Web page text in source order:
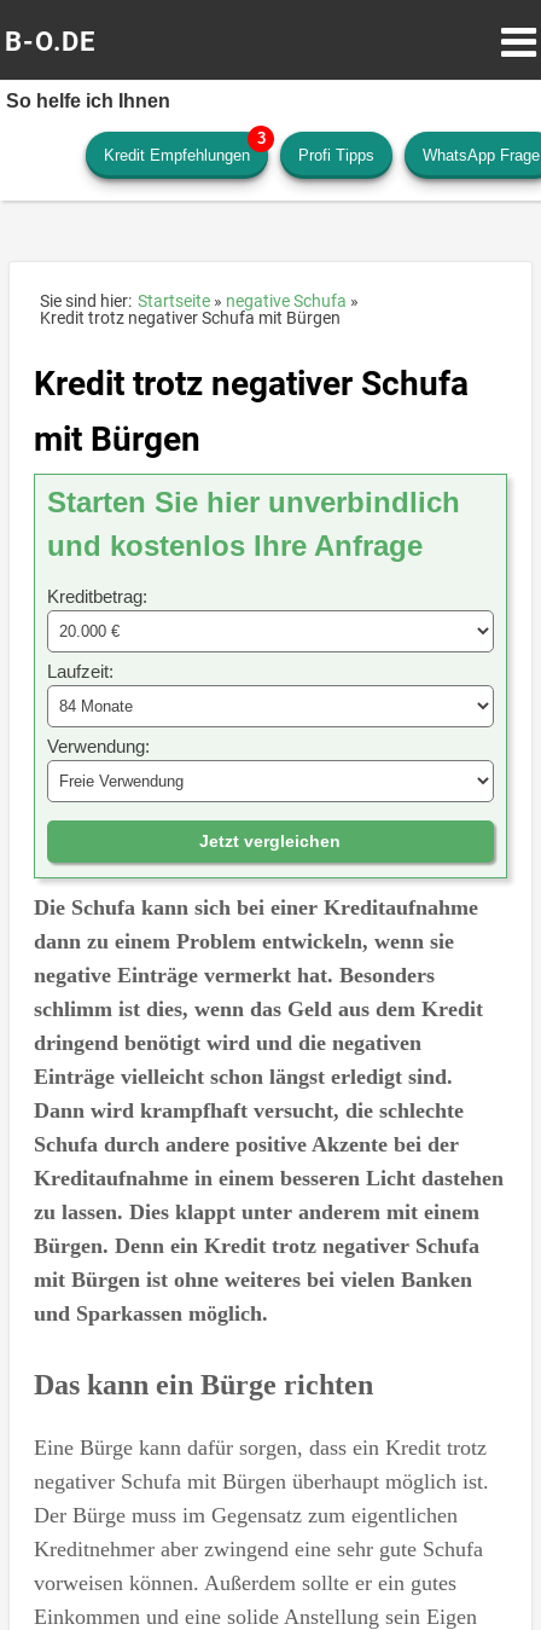
B-O.DE
So helfe ich Ihnen
Kredit Empfehlungen Profi Tipps WhatsApp Frage
Sie sind hier: Startseite
negative Schufa
Kredit trotz negativer Schufa mit Bürgen
Kredit trotz negativer Schufa
mit Bürgen
Starten Sie hier unverbindlich
und kostenlos Ihre Anfrage
Kreditbetrag:
Laufzeit:
Verwendung:
Jetzt vergleichen
Die Schufa kann sich bei einer Kreditaufnahme
dann zu einem Problem entwickeln, wenn sie
negative Einträge vermerkt hat. Besonders
schlimm ist dies, wenn das Geld aus dem Kredit
dringend benötigt wird und die negativen
Einträge vielleicht schon längst erledigt sind.
Dann wird krampfhaft versucht, die schlechte
Schufa durch andere positive Akzente bei der
Kreditaufnahme in einem besseren Licht dastehen
zu lassen. Dies klappt unter anderem mit einem
Bürgen. Denn ein Kredit trotz negativer Schufa
mit Bürgen ist ohne weiteres bei vielen Banken
und Sparkassen möglich.
Das kann ein Bürge richten
Eine Bürge kann dafür sorgen, dass ein Kredit trotz
negativer Schufa mit Bürgen überhaupt möglich ist.
Der Bürge muss im Gegensatz zum eigentlichen
Kreditnehmer aber zwingend eine sehr gute Schufa
vorweisen können. Außerdem sollte er ein gutes
Einkommen und eine solide Anstellung sein Eigen